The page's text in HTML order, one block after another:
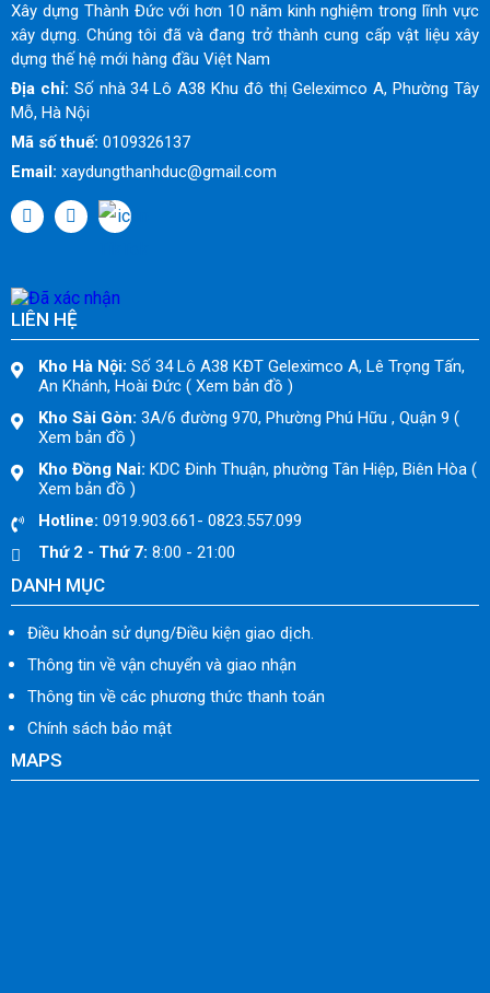
Xây dựng Thành Đức với hơn 10 năm kinh nghiệm trong lĩnh vực
xây dựng. Chúng tôi đã và đang trở thành cung cấp vật liệu xây
dựng thế hệ mới hàng đầu Việt Nam
Địa chỉ: Số nhà 34 Lô A38 Khu đô thị Geleximco A, Phường Tây
Mỗ, Hà Nội
Mã số thuế: 0109326137
Email: xaydungthanhduc@gmail.com
LIÊN HỆ
Kho Hà Nội: Số 34 Lô A38 KĐT Geleximco A, Lê Trọng Tấn,
An Khánh, Hoài Đức ( Xem bản đồ )
Kho Sài Gòn: 3A/6 đường 970, Phường Phú Hữu , Quận 9 (
Xem bản đồ )
Kho Đồng Nai: KDC Đinh Thuận, phường Tân Hiệp, Biên Hòa (
Xem bản đồ )
Hotline: 0919.903.661- 0823.557.099
Thứ 2 - Thứ 7: 8:00 - 21:00
DANH MỤC
Điều khoản sử dụng/Điều kiện giao dịch.
Thông tin về vận chuyển và giao nhận
Thông tin về các phương thức thanh toán
Chính sách bảo mật
MAPS